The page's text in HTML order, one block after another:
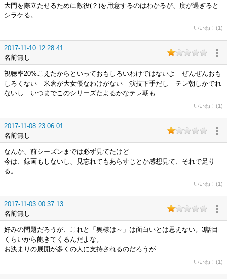
大門を際立たせるために敵役(？)を用意するのはわかるが、度が過ぎると
シラケる。
いいね！(1)
2017-11-10 12:28:41
名前無し
視聴率20%こえたからといっておもしろいわけではないよ ぜんぜんおも
しろくない 米倉が大女優なわけがない 演技下手だし テレ朝しかでれ
ないし いつまでこのシリーズたよるかなテレ朝も
いいね！(1)
2017-11-08 23:06:01
名前無し
なんか、前シーズンまでは必ず見てたけど
今は、録画もしないし、見忘れてもあらすじとか感想見て、それで足り
る。
いいね！(1)
2017-11-03 00:37:13
名前無し
好みの問題だろうが、これと「奥様は～」は面白いとは思えない。3話目
くらいから飽きてくるんだよな。
お決まりの展開が多くの人に支持されるのだろうが…
いいね！(1)